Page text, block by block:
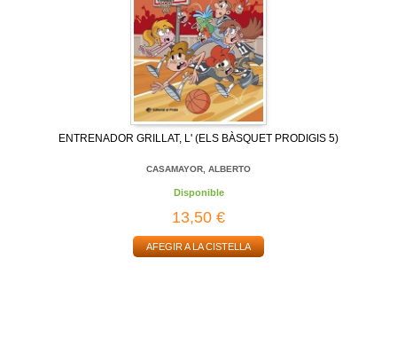
ENTRENADOR GRILLAT, L' (ELS BÀSQUET PRODIGIS 5)
CASAMAYOR, ALBERTO
Disponible
13,50 €
AFEGIR A LA CISTELLA